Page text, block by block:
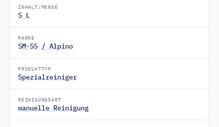
INHALT/MENGE
5 L
MARKE
SM-55 / Alpino
PRODUKTTYP
Spezialreiniger
REINIGUNGSART
manuelle Reinigung